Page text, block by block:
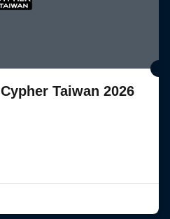
Taiwan 2026